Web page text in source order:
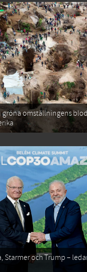
gröna omställningens
Starmer och Trump –